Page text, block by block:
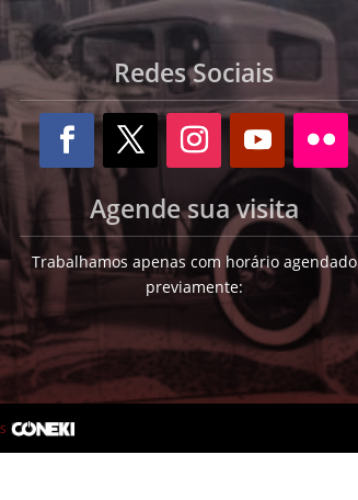
Redes Sociais
Agende sua visita
Trabalhamos apenas com horário agendado
previamente: